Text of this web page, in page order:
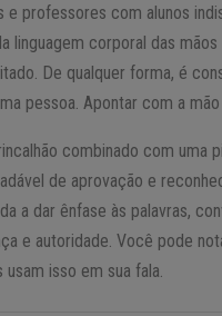
e professores com alunos
linguagem corporal das
De qualquer forma, é
pessoa. Apontar com a
combinado com uma
de aprovação e
a dar ênfase às palavras,
e autoridade. Você pode
isso em sua fala.